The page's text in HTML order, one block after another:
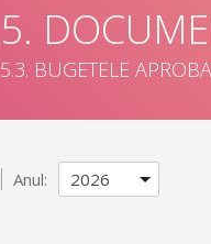
5.
5.3. BUGETELE
Anul: